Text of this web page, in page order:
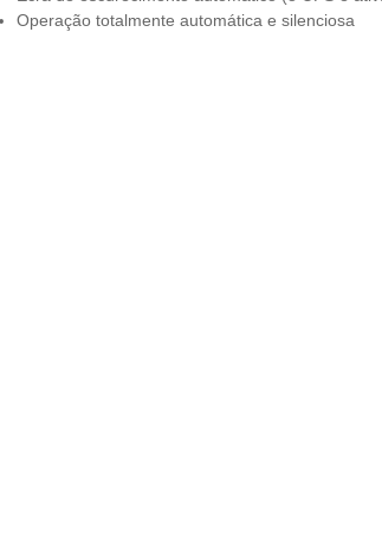
Operação totalmente automática e silenciosa